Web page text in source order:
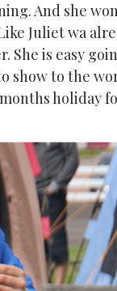
And she
Juliet wa
She is easy
to the
holiday